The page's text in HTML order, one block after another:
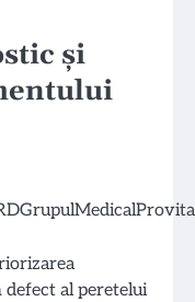
și
al peretelui